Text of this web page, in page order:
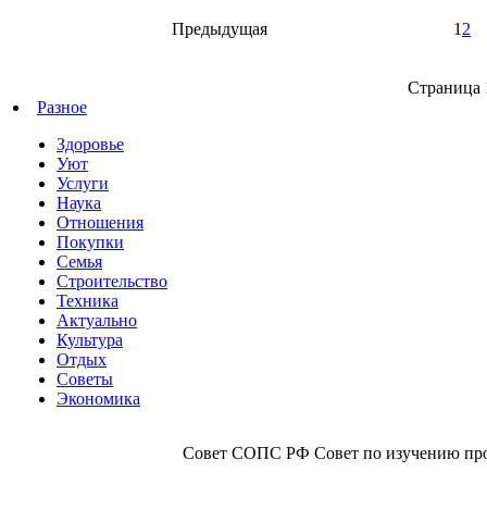
Предыдущая 1 2
Страница
Разное
Здоровье
Уют
Услуги
Наука
Отношения
Покупки
Семья
Строительство
Техника
Актуально
Культура
Отдых
Советы
Экономика
Совет СОПС РФ Совет по изучению